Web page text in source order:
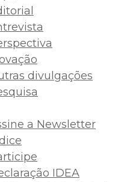
divulgações
a Newsletter
IDEA